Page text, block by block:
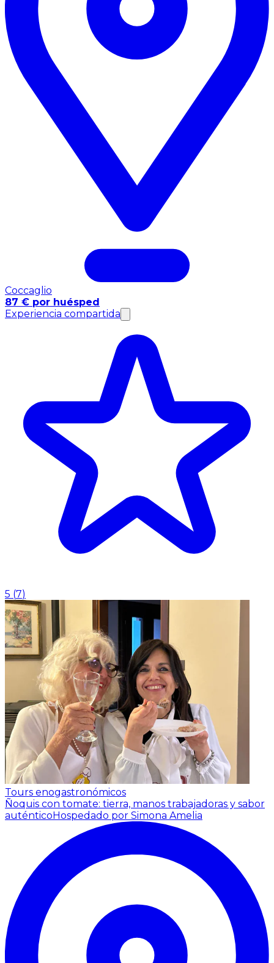
Coccaglio
87 € por huésped
Experiencia compartida
5 (7)
Tours enogastronómicos
Ñoquis con tomate: tierra, manos trabajadoras y sabor
auténticoHospedado por Simona Amelia